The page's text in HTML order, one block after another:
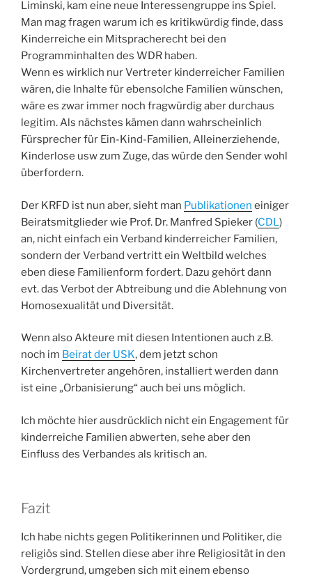
Liminski, kam eine neue Interessengruppe ins Spiel.
Man mag fragen warum ich es kritikwürdig finde, dass
Kinderreiche ein Mitspracherecht bei den
Programminhalten des WDR haben.
Wenn es wirklich nur Vertreter kinderreicher Familien
wären, die Inhalte für ebensolche Familien wünschen,
wäre es zwar immer noch fragwürdig aber durchaus
legitim. Als nächstes kämen dann wahrscheinlich
Fürsprecher für Ein-Kind-Familien, Alleinerziehende,
Kinderlose usw zum Zuge, das würde den Sender wohl
überfordern.
Der KRFD ist nun aber, sieht man Publikationen einiger
Beiratsmitglieder wie Prof. Dr. Manfred Spieker (CDL)
an, nicht einfach ein Verband kinderreicher Familien,
sondern der Verband vertritt ein Weltbild welches
eben diese Familienform fordert. Dazu gehört dann
evt. das Verbot der Abtreibung und die Ablehnung von
Homosexualität und Diversität.
Wenn also Akteure mit diesen Intentionen auch z.B.
noch im Beirat der USK, dem jetzt schon
Kirchenvertreter angehören, installiert werden dann
ist eine „Orbanisierung“ auch bei uns möglich.
Ich möchte hier ausdrücklich nicht ein Engagement für
kinderreiche Familien abwerten, sehe aber den
Einfluss des Verbandes als kritisch an.
Fazit
Ich habe nichts gegen Politikerinnen und Politiker, die
religiös sind. Stellen diese aber ihre Religiosität in den
Vordergrund, umgeben sich mit einem ebenso